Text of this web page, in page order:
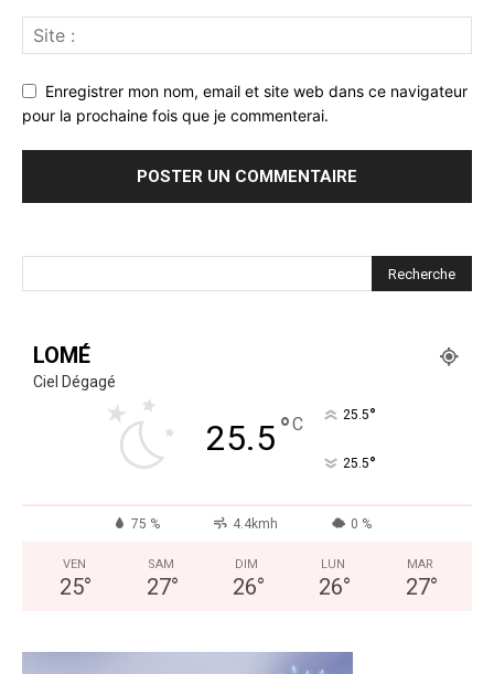
Enregistrer mon nom, email et site web dans ce navigateur
pour la prochaine fois que je commenterai.
LOMÉ
Ciel Dégagé
25.5°C 25.5°
25.5°
75 % 4.4kmh 0 %
VEN
25°
SAM
27°
DIM
26°
LUN
26°
MAR
27°